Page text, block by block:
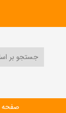
صفحه